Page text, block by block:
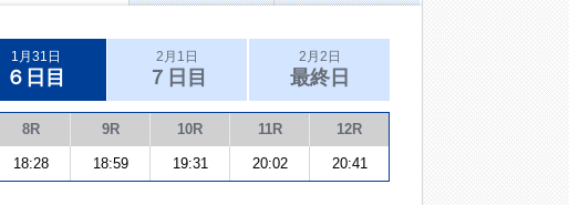
1月31日
６日目
2月1日
７日目
2月2日
最終日
8R 9R 10R 11R 12R
18:28 18:59 19:31 20:02 20:41